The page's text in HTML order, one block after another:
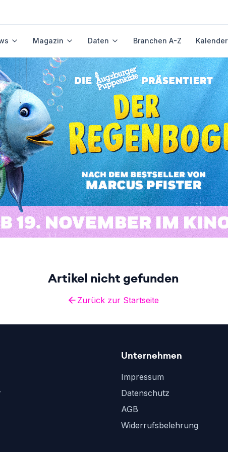
Magazin Daten Branchen A-Z Kalender
Artikel nicht gefunden
Zurück zur Startseite
Unternehmen
Impressum
Datenschutz
AGB
Widerrufsbelehrung